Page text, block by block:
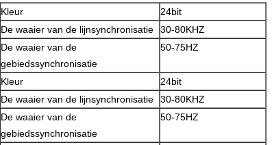
Kleur
24bit
De waaier van de lijnsynchronisatie
30-80KHZ
De waaier van de
gebiedssynchronisatie
50-75HZ
Kleur
24bit
De waaier van de lijnsynchronisatie
30-80KHZ
De waaier van de
gebiedssynchronisatie
50-75HZ